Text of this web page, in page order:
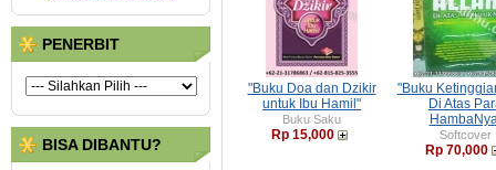
PENERBIT
BISA DIBANTU?
"Buku Doa dan Dzikir
untuk Ibu Hamil"
Buku Saku
Rp 15,000
"Buku
Di Atas
Softcover
Rp 70,000